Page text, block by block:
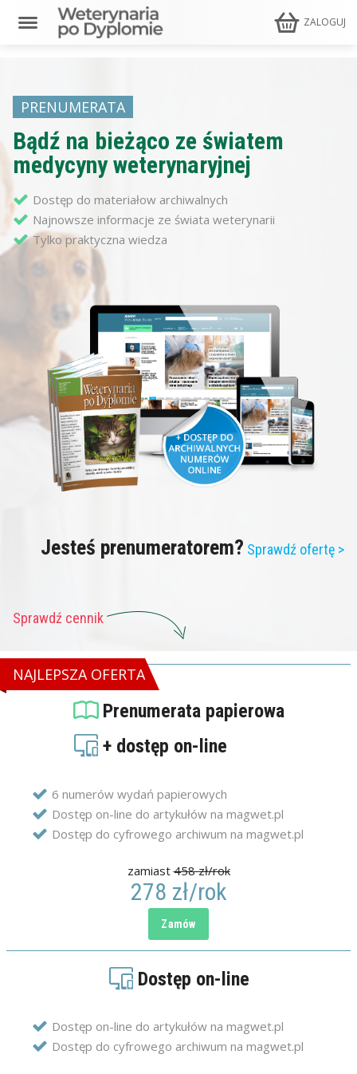
ZALOGUJ
PRENUMERATA
Bądź na bieżąco ze światem
medycyny weterynaryjnej
Dostęp do materiałow archiwalnych
Najnowsze informacje ze świata weterynarii
Tylko praktyczna wiedza
Jesteś prenumeratorem? Sprawdź ofertę >
Sprawdź cennik
NAJLEPSZA OFERTA
Prenumerata papierowa
+ dostęp on-line
6 numerów wydań papierowych
Dostęp on-line do artykułów na magwet.pl
Dostęp do cyfrowego archiwum na magwet.pl
zamiast458 zł/rok
278 zł/rok
Dostęp on-line
Dostęp on-line do artykułów na magwet.pl
Dostęp do cyfrowego archiwum na magwet.pl